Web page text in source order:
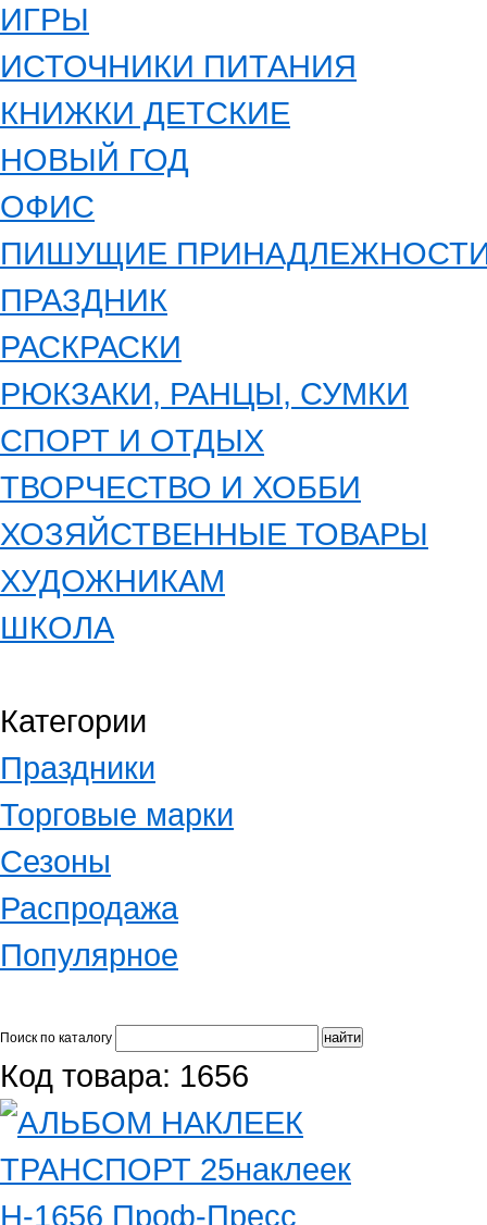
ИГРЫ
ИСТОЧНИКИ ПИТАНИЯ
КНИЖКИ ДЕТСКИЕ
НОВЫЙ ГОД
ОФИС
ПИШУЩИЕ
ПРАЗДНИК
РАСКРАСКИ
РЮКЗАКИ, РАНЦЫ, СУМКИ
СПОРТ И ОТДЫХ
ТВОРЧЕСТВО И ХОББИ
ХОЗЯЙСТВЕННЫЕ ТОВАРЫ
ХУДОЖНИКАМ
ШКОЛА
Категории
Праздники
Торговые марки
Сезоны
Распродажа
Популярное
Поиск по каталогу
Код товара: 1656